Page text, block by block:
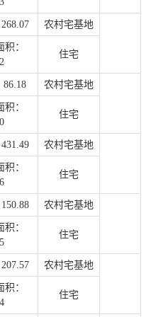
农村宅基地
：
住宅
86.18 农村宅基地
：
住宅
农村宅基地
：
住宅
农村宅基地
：
住宅
农村宅基地
：
住宅